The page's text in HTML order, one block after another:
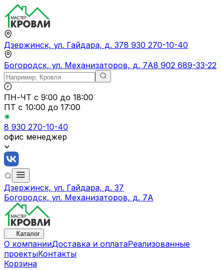
Дзержинск, ул. Гайдара, д. 378 930 270-10-40
Богородск, ул. Механизаторов, д. 7А8 902 689-33-22
ПН-ЧТ с 9:00 до 18:00
ПТ с 10:00 до 17:00
8 930 270-10-40
офис менеджер
Дзержинск, ул. Гайдара, д. 37
Богородск, ул. Механизаторов, д. 7А
Каталог
О компанииДоставка и оплатаРеализованные
проектыКонтакты
Корзина